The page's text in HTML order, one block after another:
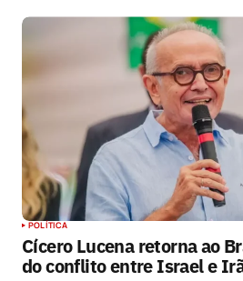
POLÍTICA
Cícero Lucena retorna ao
do conflito entre Israel e